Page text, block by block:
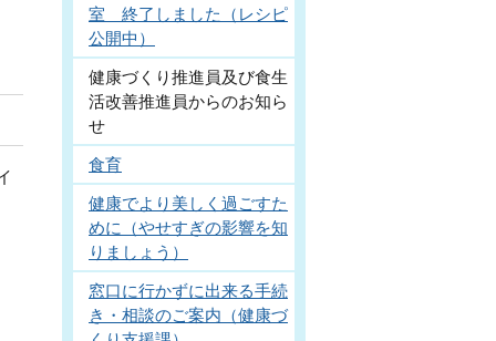
室 終了しました（レシピ
公開中）
健康づくり推進員及び食生
活改善推進員からのお知ら
せ
食育
健康でより美しく過ごすた
めに（やせすぎの影響を知
りましょう）
窓口に行かずに出来る手続
き・相談のご案内（健康づ